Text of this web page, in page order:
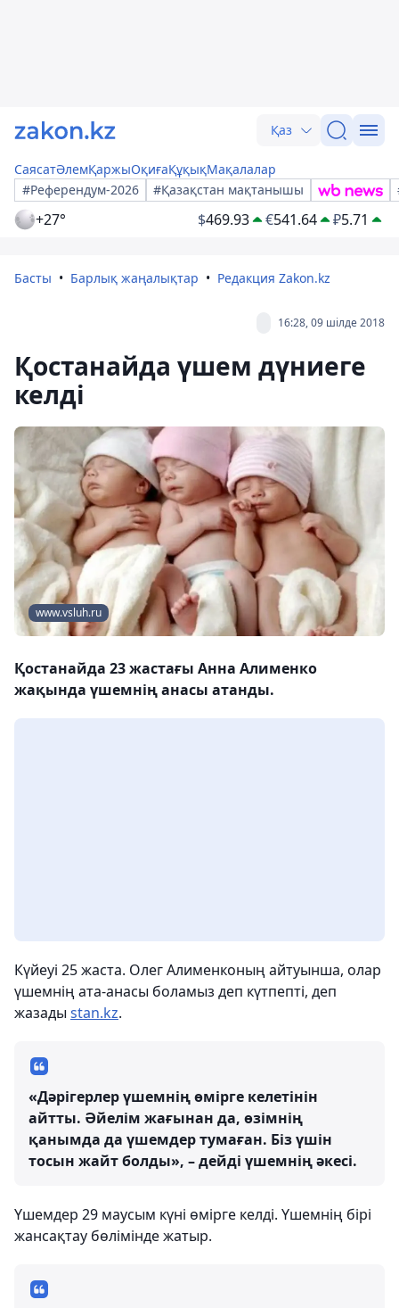
Қаз
СаясатӘлемҚаржыОқиғаҚұқықМақалалар
#Референдум-2026
#Қазақстан мақтанышы
+27° $469.93 €541.64 ₽5.71
Басты Барлық жаңалықтар Редакция Zakon.kz
16:28, 09 шілде 2018
Қостанайда үшем дүниеге
келді
www.vsluh.ru
Қостанайда 23 жастағы Анна Алименко
жақында үшемнің анасы атанды.
Күйеуі 25 жаста. Олег Алименконың айтуынша, олар
үшемнің ата-анасы боламыз деп күтпепті, деп
жазады stan.kz.
«Дәрігерлер үшемнің өмірге келетінін
айтты. Әйелім жағынан да, өзімнің
қанымда да үшемдер тумаған. Біз үшін
тосын жайт болды», – дейді үшемнің әкесі.
Үшемдер 29 маусым күні өмірге келді. Үшемнің бірі
жансақтау бөлімінде жатыр.